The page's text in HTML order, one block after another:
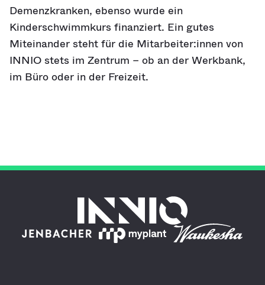
Demenzkranken, ebenso wurde ein
Kinderschwimmkurs finanziert. Ein gutes
Miteinander steht für die Mitarbeiter:innen von
INNIO stets im Zentrum – ob an der Werkbank,
im Büro oder in der Freizeit.